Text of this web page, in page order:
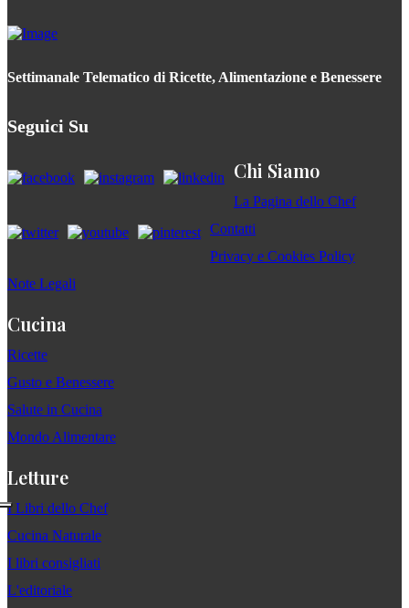
Settimanale Telematico di Ricette, Alimentazione e Benessere
Seguici Su
Chi Siamo
La Pagina dello Chef
Contatti
Privacy e Cookies Policy
Note Legali
Cucina
Ricette
Gusto e Benessere
Salute in Cucina
Mondo Alimentare
Letture
I Libri dello Chef
Cucina Naturale
I libri consigliati
L'editoriale